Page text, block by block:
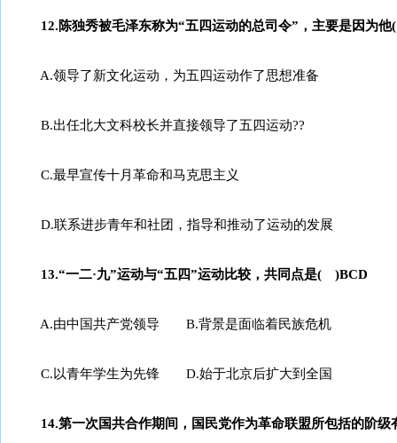
12.陈独秀被毛泽东称为“五四运动的总司令”，主要是因为
A.领导了新文化运动，为五四运动作了思想准备
B.出任北大文科校长并直接领导了五四运动??
C.最早宣传十月革命和马克思主义
D.联系进步青年和社团，指导和推动了运动的发展
13.“一二·九”运动与“五四”运动比较，共同点是( )BCD
A.由中国共产党领导 B.背景是面临着民族危机
C.以青年学生为先锋 D.始于北京后扩大到全国
14.第一次国共合作期间，国民党作为革命联盟所包括的阶级